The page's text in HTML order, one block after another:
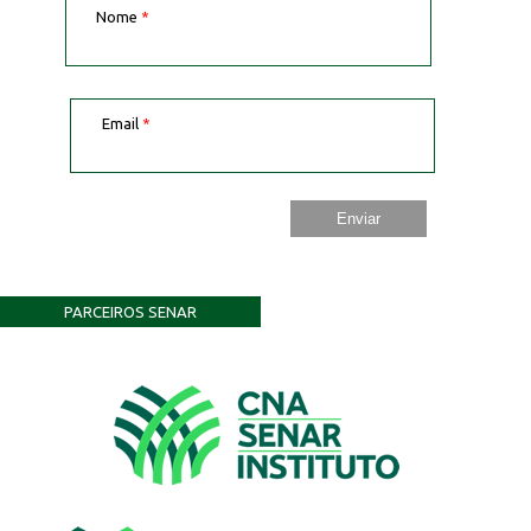
Nome *
Email *
PARCEIROS SENAR